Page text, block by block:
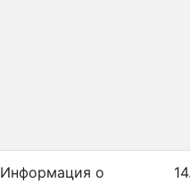
Информация о